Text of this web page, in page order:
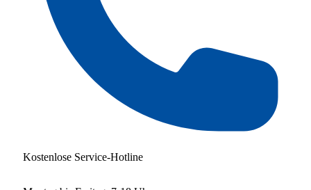
Kostenlose Service-Hotline